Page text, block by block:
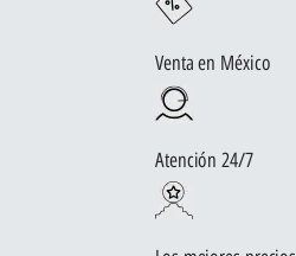
Venta en México
Atención 24/7